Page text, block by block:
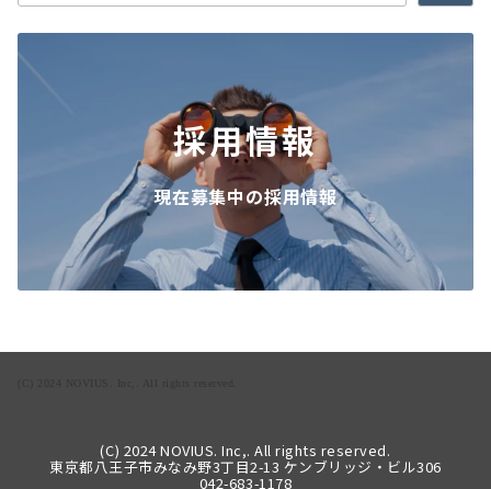
採用情報
現在募集中の採用情報
(C) 2024 NOVIUS. Inc,. All rights reserved.
東京都八王子市みなみ野3丁目2-13 ケンブリッジ・ビル306
042-683-1178